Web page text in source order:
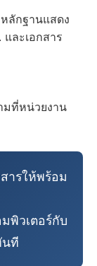
ลักฐานแสดง
ละเอกสาร
มที่หน่วยงาน
ารให้พร้อม
พิวเตอร์กับ
นที